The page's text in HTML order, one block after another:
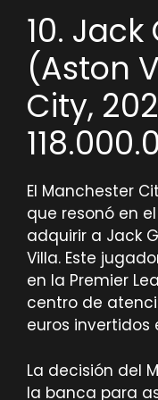
10.
(Aston
City,
El Manchester
que resonó en
adquirir a Jack
Villa. Este
en la Premier
centro de
euros invertidos
La decisión del
la banca para